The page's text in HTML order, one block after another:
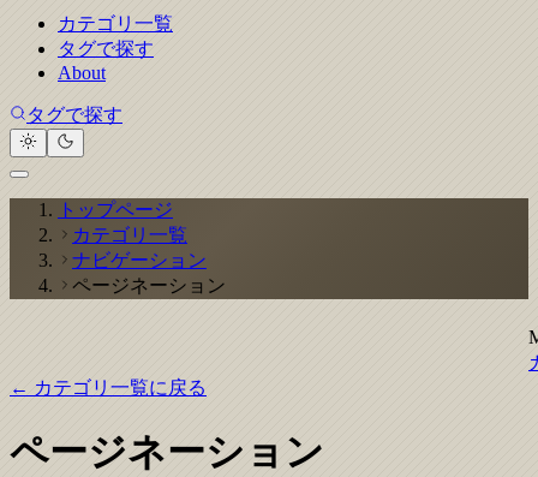
カテゴリ一覧
タグで探す
About
タグで探す
トップページ
カテゴリ一覧
ナビゲーション
ページネーション
← カテゴリ一覧に戻る
ページネーション